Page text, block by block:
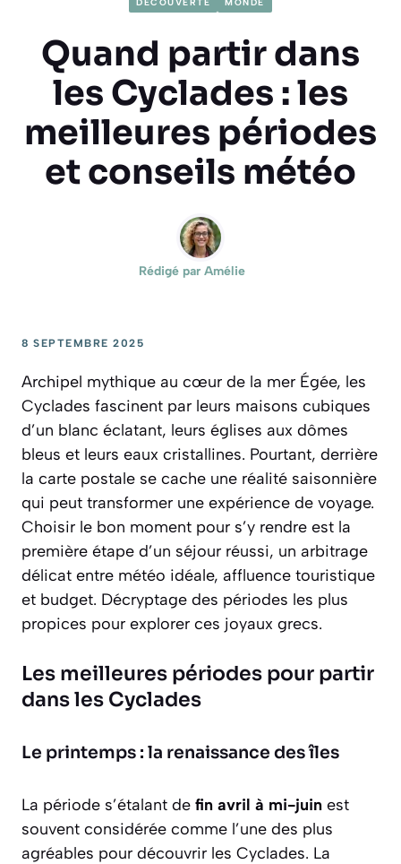
Quand partir dans
les Cyclades : les
meilleures périodes
et conseils météo
Rédigé par Amélie
8 SEPTEMBRE 2025
Archipel mythique au cœur de la mer Égée, les
Cyclades fascinent par leurs maisons cubiques
d’un blanc éclatant, leurs églises aux dômes
bleus et leurs eaux cristallines. Pourtant, derrière
la carte postale se cache une réalité saisonnière
qui peut transformer une expérience de voyage.
Choisir le bon moment pour s’y rendre est la
première étape d’un séjour réussi, un arbitrage
délicat entre météo idéale, affluence touristique
et budget. Décryptage des périodes les plus
propices pour explorer ces joyaux grecs.
Les meilleures périodes pour partir
dans les Cyclades
Le printemps : la renaissance des îles
La période s’étalant de fin avril à mi-juin est
souvent considérée comme l’une des plus
agréables pour découvrir les Cyclades. La